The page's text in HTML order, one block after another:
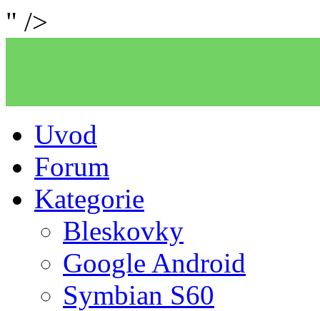
" />
Uvod
Forum
Kategorie
Bleskovky
Google Android
Symbian S60